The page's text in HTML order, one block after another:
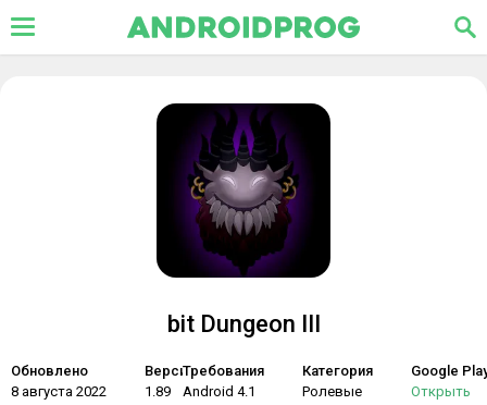
bit Dungeon III
Обновлено
8 августа 2022
Версия
1.89
Требования
Android 4.1
Категория
Ролевые
Google
Открыть